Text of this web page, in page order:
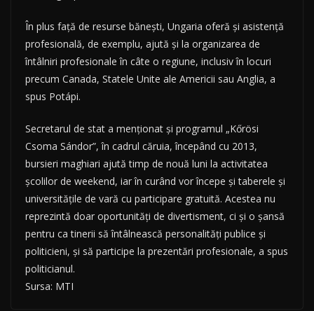
În plus faţă de resurse băneşti, Ungaria oferă şi asistenţă
profesională, de exemplu, ajută şi la organizarea de
întâlniri profesionale în câte o regiune, inclusiv în locuri
precum Canada, Statele Unite ale Americii sau Anglia, a
spus Potápi.
Secretarul de stat a menţionat şi programul „Kőrösi
Csoma Sándor”, în cadrul căruia, începând cu 2013,
bursieri maghiari ajută timp de nouă luni la activitatea
şcolilor de weekend, iar în curând vor începe şi taberele şi
universităţile de vară cu participare gratuită. Acestea nu
reprezintă doar oportunităţi de divertisment, ci şi o şansă
pentru ca tinerii să întâlnească personalităţi publice şi
politicieni, şi să participe la prezentări profesionale, a spus
politicianul.
Sursa: MTI